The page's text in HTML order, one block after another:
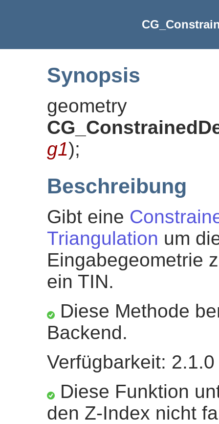
Synopsis
geometry
g1);
Beschreibung
Gibt eine
Triangulation um
Eingabegeometrie
ein TIN.
Diese Methode
Backend.
Verfügbarkeit: 2.1.0
Diese Funktion
den Z-Index nicht